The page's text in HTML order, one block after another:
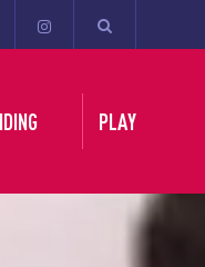
PLAY